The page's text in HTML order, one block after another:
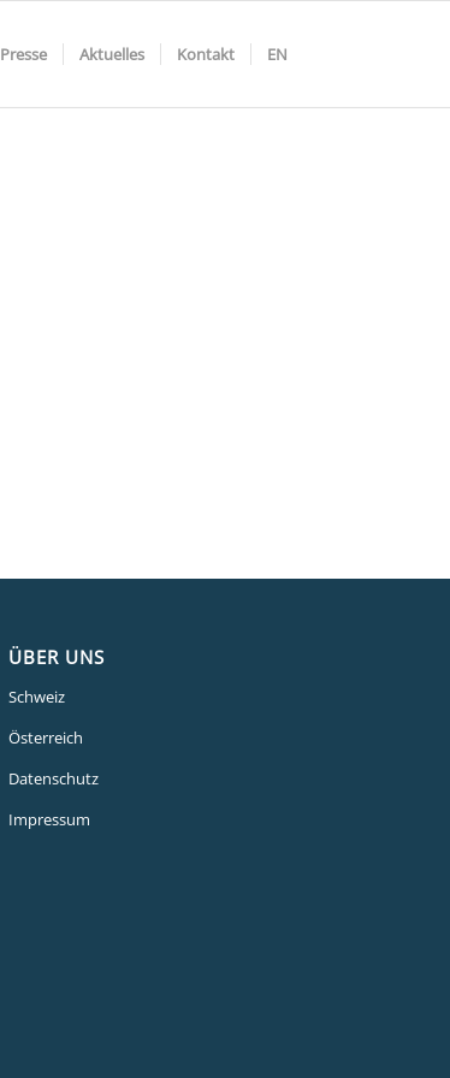
Presse Aktuelles Kontakt EN
ÜBER UNS
Schweiz
Österreich
Datenschutz
Impressum